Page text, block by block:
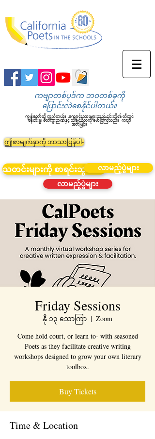
ကဗျာတစ်ပုဒ်က ဘဝတစ်ခုကို
ပြောင်းလဲစေနိုင်ပါတယ်။
ကျွန်တော်တို့ ကူညီတယ်။ ကျောင်းသားများသည် ၎င်းတို့၏ တီထွင်
ဖန်တီးမှု၊ စိတ်ကူးဉာဏ်နှင့် သိချင်စိတ်ကို ဖော်ပြကြသည်။ ကဗျာ
အားဖြင့်။
ဤစာမျက်နှာကို ဘာသာပြန်ပါ-
သတင်းများကို စာရင်းသွင်းပါ။လာမည့်ပွဲများ
လာမည့်ပွဲများ
Friday Sessions
နို ၁၃ သောကြာ
  |
Zoom
Come hold court, or learn to- with seasoned
Poets as they facilitate creative writing
workshops designed to grow your own literary
toolbox.
Buy Tickets
Time & Location